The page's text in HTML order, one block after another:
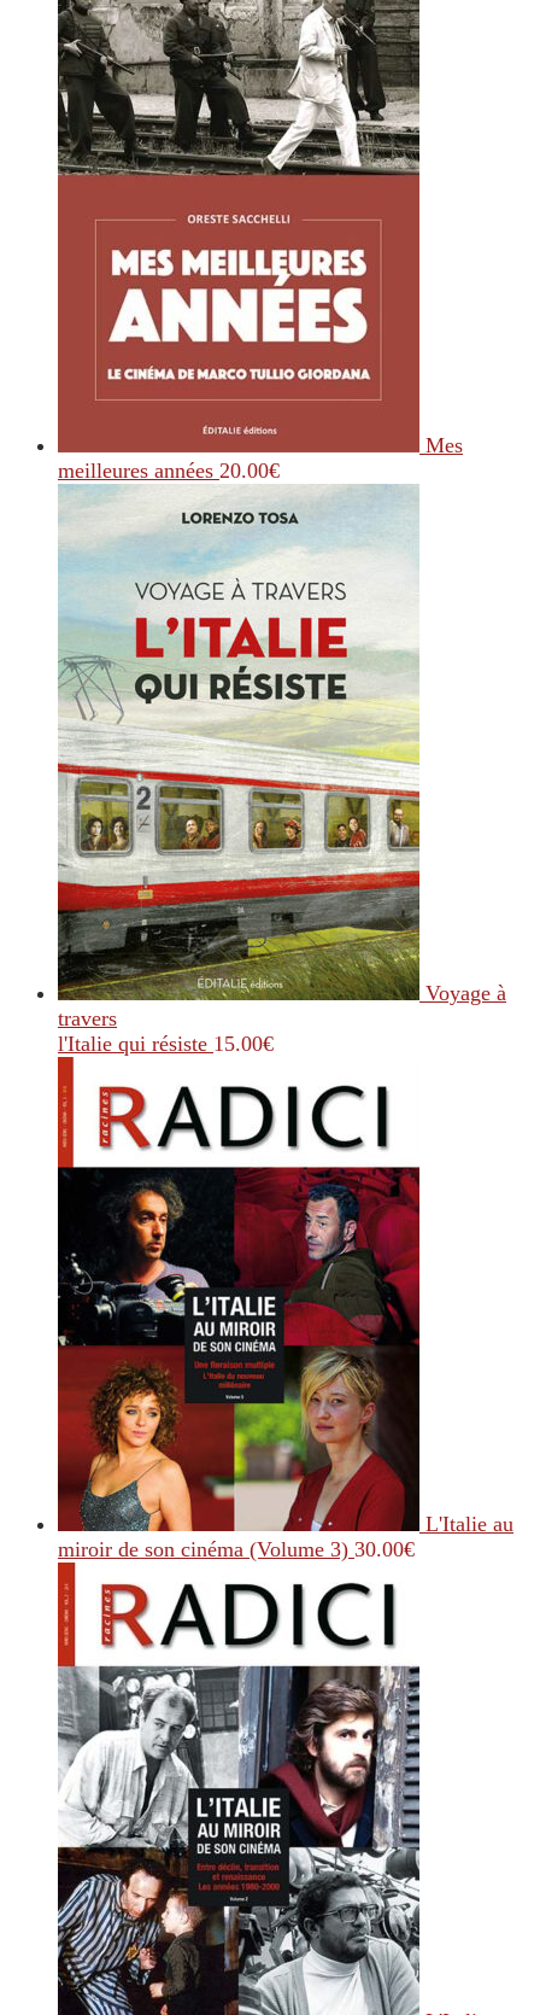
Mes
meilleures années 20.00€
Voyage à
travers
l'Italie qui résiste 15.00€
L'Italie au
miroir de son cinéma (Volume 3) 30.00€